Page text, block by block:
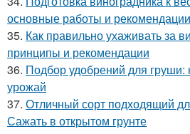
основные работы и рекомендации
35. Как правильно ухаживать за
принципы и рекомендации
36. Подбор удобрений для груши:
урожай
37. Отличный сорт подходящий
Сажать в открытом грунте